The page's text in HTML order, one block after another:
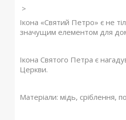
>
Ікона «Святий Петро» є не
значущим елементом для
Ікона Святого Петра є
Церкви.
Матеріали: мідь, сріблення,